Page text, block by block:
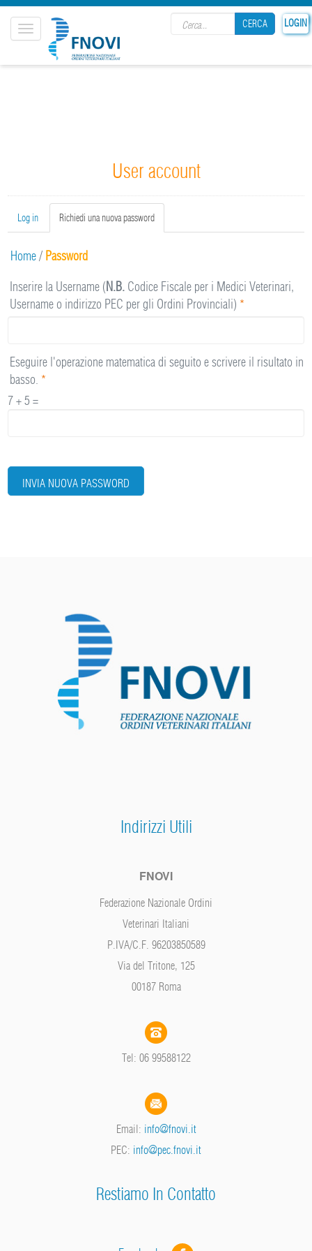
LOGIN
CERCA
Toggle
navigation
User account
Primary tabs
Log in Richiedi una nuova password
tab)
Home/ Password
Inserire la Username (N.B. Codice Fiscale per i Medici Veterinari,
Username o indirizzo PEC per gli Ordini Provinciali) *
Eseguire l'operazione matematica di seguito e scrivere il risultato in
basso. *
7 + 5 =
INVIA NUOVA PASSWORD
Indirizzi Utili
FNOVI
Federazione Nazionale Ordini
Veterinari Italiani
P.IVA/C.F. 96203850589
Via del Tritone, 125
00187 Roma
Tel: 06 99588122
Email: info@fnovi.it
PEC: info@pec.fnovi.it
Restiamo In Contatto